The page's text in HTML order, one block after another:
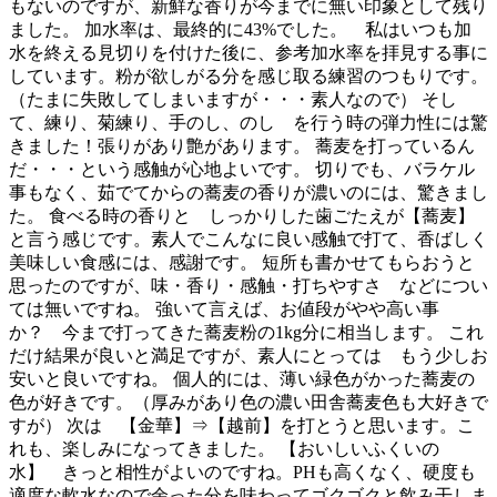
もないのですが、新鮮な香りが今までに無い印象として残り
ました。 加水率は、最終的に43%でした。 私はいつも加
水を終える見切りを付けた後に、参考加水率を拝見する事に
しています。粉が欲しがる分を感じ取る練習のつもりです。
（たまに失敗してしまいますが・・・素人なので） そし
て、練り、菊練り、手のし、のし を行う時の弾力性には驚
きました！張りがあり艶があります。 蕎麦を打っているん
だ・・・という感触が心地よいです。 切りでも、バラケル
事もなく、茹でてからの蕎麦の香りが濃いのには、驚きまし
た。 食べる時の香りと しっかりした歯ごたえが【蕎麦】
と言う感じです。素人でこんなに良い感触で打て、香ばしく
美味しい食感には、感謝です。 短所も書かせてもらおうと
思ったのですが、味・香り・感触・打ちやすさ などについ
ては無いですね。 強いて言えば、お値段がやや高い事
か？ 今まで打ってきた蕎麦粉の1kg分に相当します。 これ
だけ結果が良いと満足ですが、素人にとっては もう少しお
安いと良いですね。 個人的には、薄い緑色がかった蕎麦の
色が好きです。（厚みがあり色の濃い田舎蕎麦色も大好きで
すが） 次は 【金華】⇒【越前】を打とうと思います。こ
れも、楽しみになってきました。 【おいしいふくいの
水】 きっと相性がよいのですね。PHも高くなく、硬度も